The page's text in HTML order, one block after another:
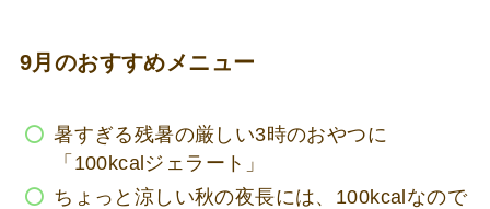
9月のおすすめメニュー
暑すぎる残暑の厳しい3時のおやつに
「100kcalジェラート」
ちょっと涼しい秋の夜長には、100kcalなので